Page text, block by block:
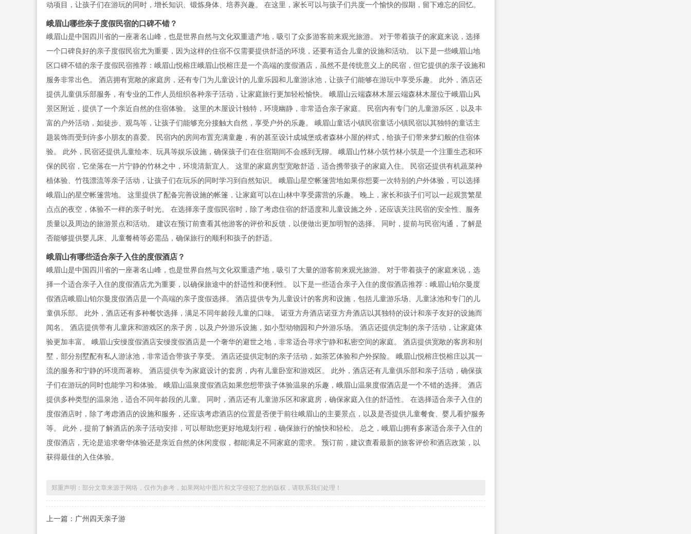
动项目，让孩子们在游玩的同时，增长知识、锻炼身体、培养兴趣。 在这里，家长可以与孩子们共度一个愉快的假期，留下难忘的回忆。
峨眉山哪些亲子度假民宿的口碑不错？
峨眉山是中国四川省的一座著名山峰，也是世界自然与文化双重遗产地，吸引了众多游客前来观光旅游。 对于带着孩子的家庭来说，选择
一个口碑良好的亲子度假民宿尤为重要，因为这样的住宿不仅需要提供舒适的环境，还要有适合儿童的设施和活动。 以下是一些峨眉山地
区口碑不错的亲子度假民宿推荐：峨眉山悦榕庄峨眉山悦榕庄是一个高端的度假酒店，虽然不是传统意义上的民宿，但它提供的亲子设施和
服务非常出色。 酒店拥有宽敞的家庭房，还有专门为儿童设计的儿童乐园和儿童游泳池，让孩子们能够在游玩中享受乐趣。 此外，酒店还
提供儿童俱乐部服务，有专业的工作人员组织各种亲子活动，让家庭旅行更加轻松愉快。 峨眉山云端森林木屋云端森林木屋位于峨眉山风
景区附近，提供了一个亲近自然的住宿体验。 这里的木屋设计独特，环境幽静，非常适合亲子家庭。 民宿内有专门的儿童游乐区，以及丰
富的户外活动，如徒步、观鸟等，让孩子们能够充分接触大自然，享受户外的乐趣。 峨眉山童话小镇民宿童话小镇民宿以其独特的童话主
题装饰而受到许多小朋友的喜爱。 民宿内的房间布置充满童趣，有的甚至设计成城堡或者森林小屋的样式，给孩子们带来梦幻般的住宿体
验。 此外，民宿还提供儿童绘本、玩具等娱乐设施，确保孩子们在住宿期间不会感到无聊。 峨眉山竹林小筑竹林小筑是一个注重生态和环
保的民宿，它坐落在一片宁静的竹林之中，环境清新宜人。 这里的家庭房型宽敞舒适，适合携带孩子的家庭入住。 民宿还提供有机蔬菜种
植体验、竹筏漂流等亲子活动，让孩子们在玩乐的同时学习到自然知识。 峨眉山星空帐篷营地如果你想要一次特别的户外体验，可以选择
峨眉山的星空帐篷营地。 这里提供了配备完善设施的帐篷，让家庭可以在山林中享受露营的乐趣。 晚上，家长和孩子们可以一起观赏繁星
点点的夜空，体验不一样的亲子时光。 在选择亲子度假民宿时，除了考虑住宿的舒适度和儿童设施之外，还应该关注民宿的安全性、服务
质量以及周边的旅游景点和活动。 建议在预订前查看其他游客的评价和反馈，以便做出更加明智的选择。 同时，提前与民宿沟通，了解是
否能够提供婴儿床、儿童餐椅等必需品，确保旅行的顺利和孩子的舒适。
峨眉山有哪些适合亲子入住的度假酒店？
峨眉山是中国四川省的一座著名山峰，也是世界自然与文化双重遗产地，吸引了大量的游客前来观光旅游。 对于带着孩子的家庭来说，选
择一个适合亲子入住的度假酒店尤为重要，以确保旅途中的舒适性和便利性。 以下是一些适合亲子入住的度假酒店推荐：峨眉山铂尔曼度
假酒店峨眉山铂尔曼度假酒店是一个高端的亲子度假选择。 酒店提供专为儿童设计的客房和设施，包括儿童游乐场、儿童泳池和专门的儿
童俱乐部。 此外，酒店还有多种餐饮选择，满足不同年龄段儿童的口味。 诺亚方舟酒店诺亚方舟酒店以其独特的设计和亲子友好的设施而
闻名。 酒店提供带有儿童床和游戏区的亲子房，以及户外游乐设施，如小型动物园和户外游乐场。 酒店还提供定制的亲子活动，让家庭体
验更加丰富。 峨眉山安缦度假酒店安缦度假酒店是一个奢华的避世之地，非常适合寻求宁静和私密空间的家庭。 酒店提供宽敞的客房和别
墅，部分别墅配有私人游泳池，非常适合带孩子享受。 酒店还提供定制的亲子活动，如茶艺体验和户外探险。 峨眉山悦榕庄悦榕庄以其一
流的服务和宁静的环境而著称。 酒店提供专为家庭设计的套房，内有儿童卧室和游戏区。 此外，酒店还有儿童俱乐部和亲子活动，确保孩
子们在游玩的同时也能学习和体验。 峨眉山温泉度假酒店如果您想带孩子体验温泉的乐趣，峨眉山温泉度假酒店是一个不错的选择。 酒店
提供多种类型的温泉池，适合不同年龄段的儿童。 同时，酒店还有儿童游乐区和家庭房，确保家庭入住的舒适性。 在选择适合亲子入住的
度假酒店时，除了考虑酒店的设施和服务，还应该考虑酒店的位置是否便于前往峨眉山的主要景点，以及是否提供儿童餐食、婴儿看护服务
等。 此外，提前了解酒店的亲子活动安排，可以帮助您更好地规划行程，确保旅行的愉快和轻松。 总之，峨眉山拥有多家适合亲子入住的
度假酒店，无论是追求奢华体验还是亲近自然的休闲度假，都能满足不同家庭的需求。 预订前，建议查看最新的旅客评价和酒店政策，以
获得最佳的入住体验。
郑重声明：部分文章来源于网络，仅作为参考，如果网站中图片和文字侵犯了您的版权，请联系我们处理！
上一篇：广州四天亲子游